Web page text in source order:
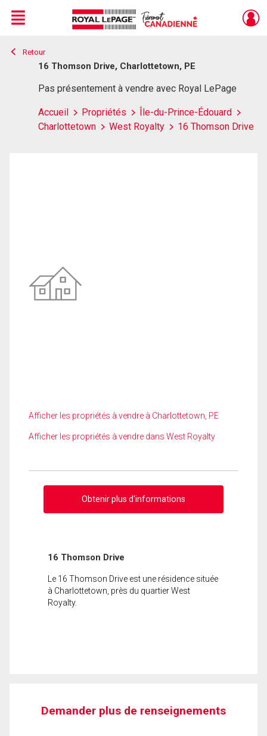
Live
En Direct
Menu
Retour
16 Thomson Drive, Charlottetown, PE
Pas présentement à vendre avec Royal LePage
Accueil Propriétés
Île-du-Prince-Édouard
Charlottetown
West Royalty 16 Thomson Drive
Afficher les propriétés à vendre à Charlottetown, PE
Afficher les propriétés à vendre dans West Royalty
Obtenir plus d'informations
16 Thomson Drive
Le 16 Thomson Drive est une résidence située
à Charlottetown, près du quartier West
Royalty.
Demander plus de renseignements